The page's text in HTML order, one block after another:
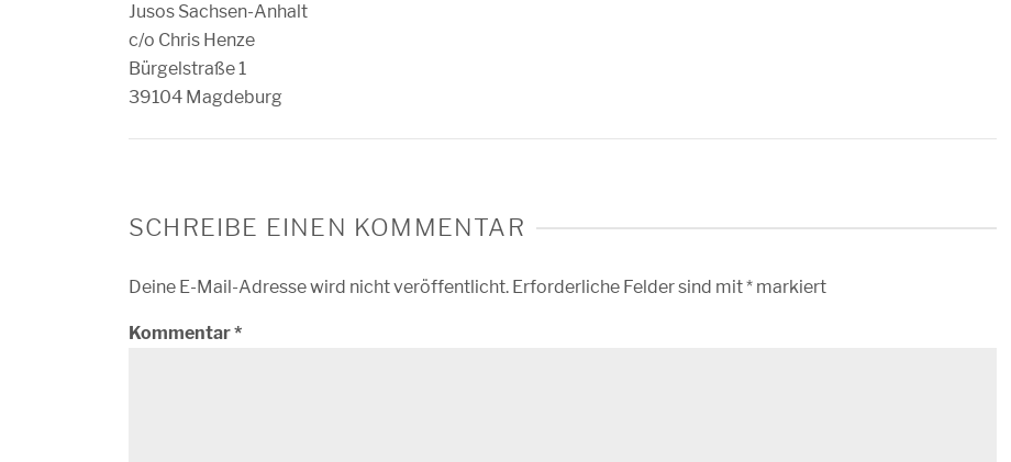
Jusos Sachsen-Anhalt
c/o Chris Henze
Bürgelstraße 1
39104 Magdeburg
SCHREIBE EINEN KOMMENTAR
Deine E-Mail-Adresse wird nicht veröffentlicht. Erforderliche Felder sind mit* markiert
Kommentar*